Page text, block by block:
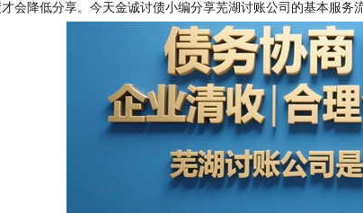
会降低分享。今天金诚讨债小编分享芜湖讨账公司的基本服务